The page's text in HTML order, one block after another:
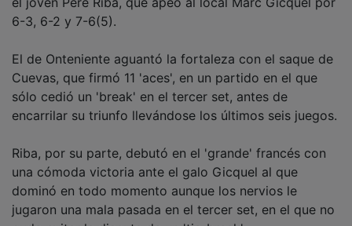
6-3, 6-2 y 7-6(5).
Cuevas, que firmó 11 'aces', en un partido en el que
sólo cedió un 'break' en el tercer set, antes de
encarrilar su triunfo llevándose los últimos seis juegos.
una cómoda victoria ante el galo Gicquel al que
dominó en todo momento aunque los nervios le
jugaron una mala pasada en el tercer set, en el que no
pudo evitar la disputa de un 'tie-break'.